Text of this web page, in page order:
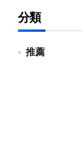
分類
推薦